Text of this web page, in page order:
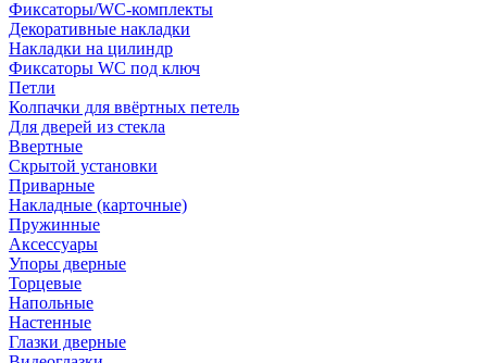
Фиксаторы/WC-комплекты
Декоративные накладки
Накладки на цилиндр
Фиксаторы WC под ключ
Петли
Колпачки для ввёртных петель
Для дверей из стекла
Ввертные
Скрытой установки
Приварные
Накладные (карточные)
Пружинные
Аксессуары
Упоры дверные
Торцевые
Напольные
Настенные
Глазки дверные